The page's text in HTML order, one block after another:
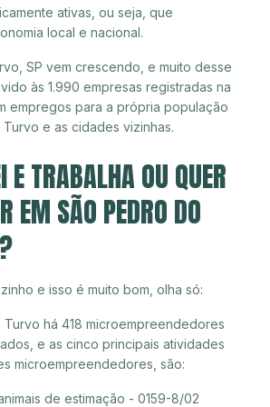
ativas, ou seja, que
local e nacional.
SP vem crescendo, e muito desse
às 1.990 empresas registradas na
empregos para a própria população
e as cidades vizinhas.
E TRABALHA OU QUER
EM SÃO PEDRO DO
e isso é muito bom, olha só:
Turvo há 418 microempreendedores
e as cinco principais atividades
microempreendedores, são:
de estimação - 0159-8/02